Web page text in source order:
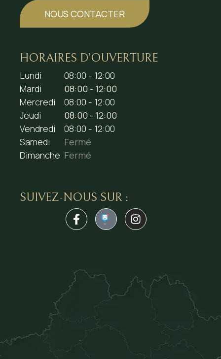
NOUS CONTACTER
HORAIRES D’OUVERTURE
Lundi
08:00 - 12:00
Mardi
08:00 - 12:00
Mercredi
08:00 - 12:00
Jeudi
08:00 - 12:00
Vendredi
08:00 - 12:00
Samedi
Fermé
Dimanche Fermé
SUIVEZ-NOUS SUR :
1